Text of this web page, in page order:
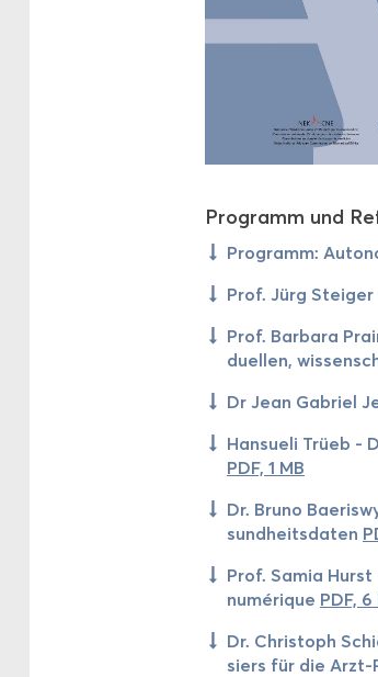
Pro­gramm und
Pro­gramm:
Prof. Jürg Stei­ger
Prof. Bar­ba­ra
du­el­len,
Dr Jean Ga­bri­el
Han­su­e­li Trüeb -
PDF, 1 MB
Dr. Bruno
sund­heits­da­ten
Prof. Samia
numérique PDF, 6
Dr. Chris­toph
siers für die